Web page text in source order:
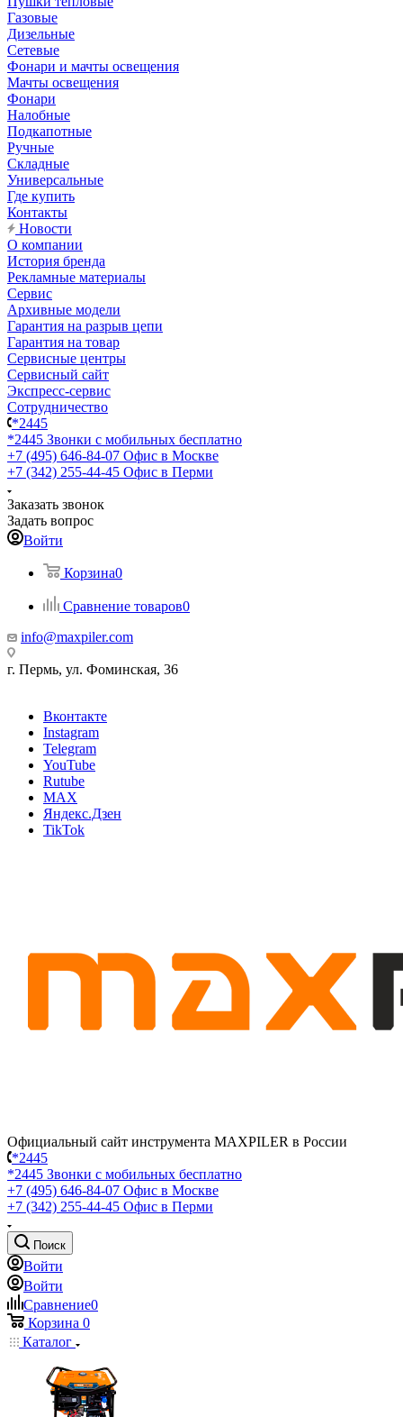
Газовые
Дизельные
Сетевые
Фонари и мачты освещения
Мачты освещения
Фонари
Налобные
Подкапотные
Ручные
Складные
Универсальные
Где купить
Контакты
Новости
О компании
История бренда
Рекламные материалы
Сервис
Архивные модели
Гарантия на разрыв цепи
Гарантия на товар
Сервисные центры
Сервисный сайт
Экспресс-сервис
Сотрудничество
*2445
*2445 Звонки с мобильных бесплатно
+7 (495) 646-84-07 Офис в Москве
+7 (342) 255-44-45 Офис в Перми
Заказать звонок
Задать вопрос
Войти
Корзина0
Сравнение товаров0
info@maxpiler.com
г. Пермь, ул. Фоминская, 36
Вконтакте
Instagram
Telegram
YouTube
Rutube
MAX
Яндекс.Дзен
TikTok
Официальный сайт инструмента MAXPILER в России
*2445
*2445 Звонки с мобильных бесплатно
+7 (495) 646-84-07 Офис в Москве
+7 (342) 255-44-45 Офис в Перми
Поиск
Войти
Войти
Сравнение0
Корзина 0
Каталог